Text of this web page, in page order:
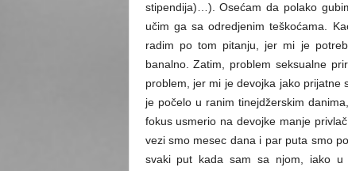
stipendija)…). Osećam da polako
učim ga sa odredjenim teškoćama.
radim po tom pitanju, jer mi je
banalno. Zatim, problem seksualne
problem, jer mi je devojka jako prijatne
je počelo u ranim tinejdžerskim
fokus usmerio na devojke manje
vezi smo mesec dana i par puta smo
svaki put kada sam sa njom, iako u